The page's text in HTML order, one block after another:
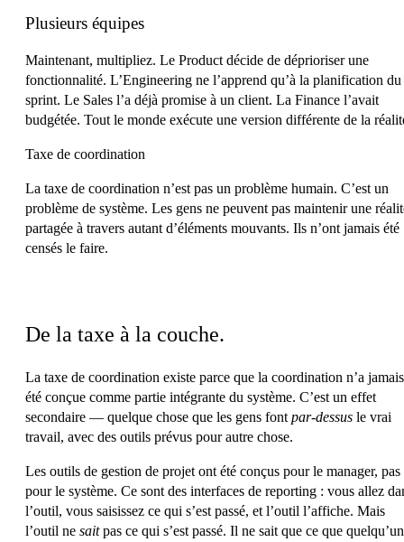
Plusieurs équipes
Maintenant, multipliez. Le Product décide de déprioriser une
fonctionnalité. L’Engineering ne l’apprend qu’à la planification du
sprint. Le Sales l’a déjà promise à un client. La Finance l’avait
budgétée. Tout le monde exécute une version différente de la
Taxe de coordination
La taxe de coordination n’est pas un problème humain. C’est un
problème de système. Les gens ne peuvent pas maintenir une
partagée à travers autant d’éléments mouvants. Ils n’ont jamais été
censés le faire.
De la taxe à la couche.
La taxe de coordination existe parce que la coordination n’a jamais
été conçue comme partie intégrante du système. C’est un effet
secondaire — quelque chose que les gens font par-dessus le vrai
travail, avec des outils prévus pour autre chose.
Les outils de gestion de projet ont été conçus pour le manager, pas
pour le système. Ce sont des interfaces de reporting : vous allez
l’outil, vous saisissez ce qui s’est passé, et l’outil l’affiche. Mais
l’outil ne saitpas ce qui s’est passé. Il ne sait que ce que